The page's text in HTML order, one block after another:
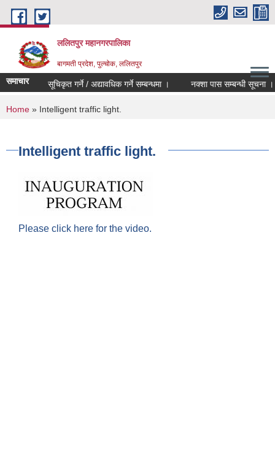
Skip to main content
ललितपुर महानगरपालिका
बागमती प्रदेश, पुल्चोक, ललितपुर
समाचाररुपमा सूचिकृत गर्ने / अद्यावधिक गर्ने सम्बन्धमा । नक्शा पास सम्बन्धी सूचना ।
You are here
Home » Intelligent traffic light.
Intelligent traffic light.
Please click here for the video.